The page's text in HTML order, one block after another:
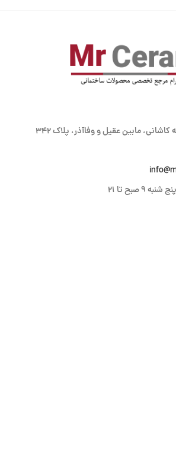
مابین عقیل و وفاآذر، پلاک 342
صبح تا 21